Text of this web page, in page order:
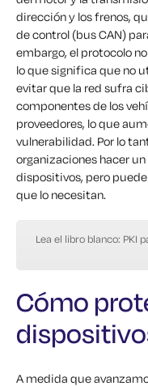
dirección y los frenos,
de control (bus CAN)
embargo, el protocolo
lo que significa que no
evitar que la red sufra
componentes de los
proveedores, lo que
vulnerabilidad. Por lo
organizaciones hacer
dispositivos, pero
que lo necesitan.
Lea el libro blanco: PKI
Cómo
A medida que